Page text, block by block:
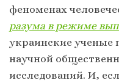
феноменах
разума в режиме
украинские ученые
научной
исследований. И,